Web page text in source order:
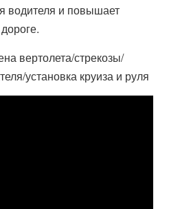
водителя и повышает
вертолета/стрекозы/
установка круиза и руля